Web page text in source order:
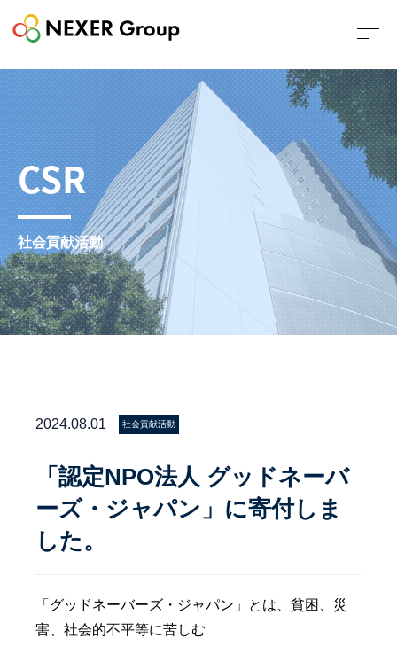
CSR
社会貢献活動
2024.08.01 社会貢献活動
「認定NPO法人 グッドネーバ
ーズ・ジャパン」に寄付しま
した。
「グッドネーバーズ・ジャパン」とは、貧困、災
害、社会的不平等に苦しむ